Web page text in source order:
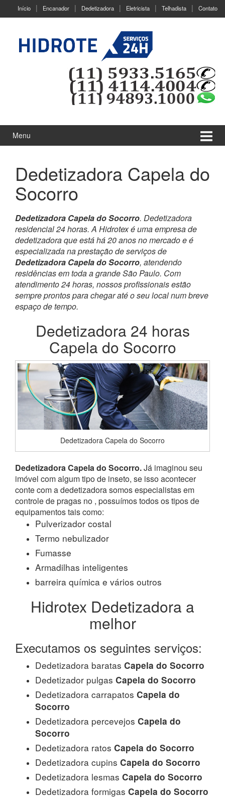
Início Encanador Dedetizadora Eletricista Telhadista Contato
Menu
Dedetizadora Capela do
Socorro
Dedetizadora Capela do Socorro. Dedetizadora
residencial 24 horas. A Hidrotex é uma empresa de
dedetizadora que está há 20 anos no mercado e é
especializada na prestação de serviços de
Dedetizadora Capela do Socorro, atendendo
residências em toda a grande São Paulo. Com
atendimento 24 horas, nossos profissionais estão
sempre prontos para chegar até o seu local num breve
espaço de tempo.
Dedetizadora 24 horas
Capela do Socorro
Dedetizadora Capela do Socorro
Dedetizadora Capela do Socorro.Já imaginou seu
imóvel com algum tipo de inseto, se isso acontecer
conte com a dedetizadora somos especialistas em
controle de pragas no , possuímos todos os tipos de
equipamentos tais como:
Pulverizador costal
Termo nebulizador
Fumasse
Armadilhas inteligentes
barreira química e vários outros
Hidrotex Dedetizadora a
melhor
Executamos os seguintes serviços:
Dedetizadora baratas Capela do Socorro
Dedetizador pulgas Capela do Socorro
Dedetizadora carrapatos Capela do
Socorro
Dedetizadora percevejos Capela do
Socorro
Dedetizadora ratos Capela do Socorro
Dedetizadora cupins Capela do Socorro
Dedetizadora lesmas Capela do Socorro
Dedetizadora formigas Capela do Socorro